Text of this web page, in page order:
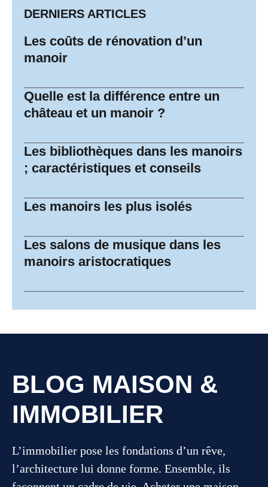
DERNIERS ARTICLES
Les coûts de rénovation d’un
manoir
Quelle est la différence entre un
château et un manoir ?
Les bibliothèques dans les manoirs
; caractéristiques et conseils
Les manoirs les plus isolés
Les salons de musique dans les
manoirs aristocratiques
BLOG MAISON &
IMMOBILIER
L’immobilier pose les fondations d’un rêve,
l’architecture lui donne forme. Ensemble, ils